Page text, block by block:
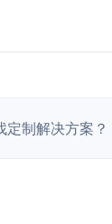
定制解决方案？